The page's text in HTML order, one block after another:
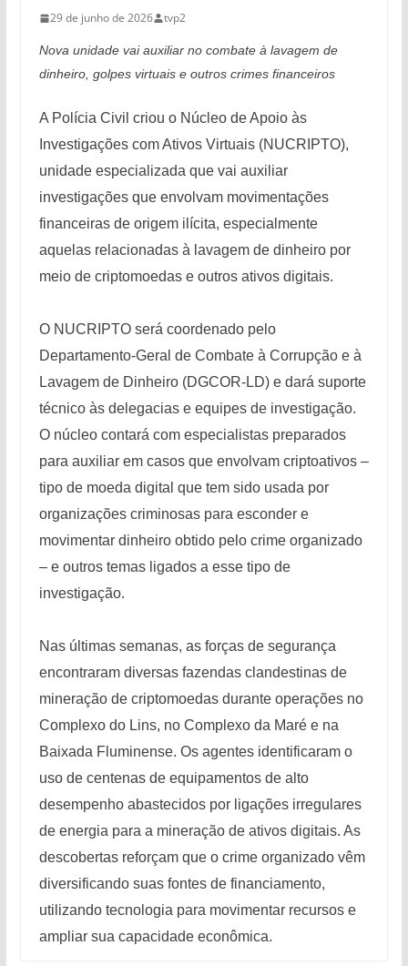
29 de junho de 2026 tvp2
Nova unidade vai auxiliar no combate à lavagem de
dinheiro, golpes virtuais e outros crimes financeiros
A Polícia Civil criou o Núcleo de Apoio às
Investigações com Ativos Virtuais (NUCRIPTO),
unidade especializada que vai auxiliar
investigações que envolvam movimentações
financeiras de origem ilícita, especialmente
aquelas relacionadas à lavagem de dinheiro por
meio de criptomoedas e outros ativos digitais.
O NUCRIPTO será coordenado pelo
Departamento-Geral de Combate à Corrupção e à
Lavagem de Dinheiro (DGCOR-LD) e dará suporte
técnico às delegacias e equipes de investigação.
O núcleo contará com especialistas preparados
para auxiliar em casos que envolvam criptoativos –
tipo de moeda digital que tem sido usada por
organizações criminosas para esconder e
movimentar dinheiro obtido pelo crime organizado
– e outros temas ligados a esse tipo de
investigação.
Nas últimas semanas, as forças de segurança
encontraram diversas fazendas clandestinas de
mineração de criptomoedas durante operações no
Complexo do Lins, no Complexo da Maré e na
Baixada Fluminense. Os agentes identificaram o
uso de centenas de equipamentos de alto
desempenho abastecidos por ligações irregulares
de energia para a mineração de ativos digitais. As
descobertas reforçam que o crime organizado vêm
diversificando suas fontes de financiamento,
utilizando tecnologia para movimentar recursos e
ampliar sua capacidade econômica.